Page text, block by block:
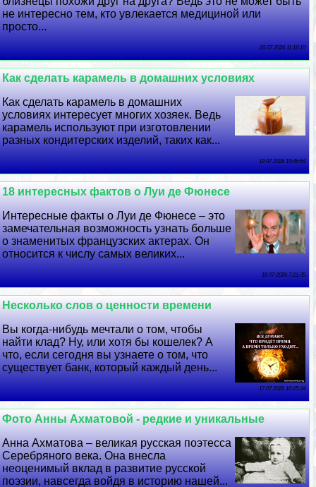
не интересно тем, кто увлекается медициной или
просто...
20 07 2026 11:16:10
Как сделать карамель в домашних условиях
Как сделать карамель в домашних
условиях интересует многих хозяек. Ведь
карамель используют при изготовлении
разных кондитерских изделий, таких как...
19 07 2026 19:46:54
18 интересных фактов о Луи де Фюнесе
Интересные факты о Луи де Фюнесе – это
замечательная возможность узнать больше
о знаменитых французских актерах. Он
относится к числу самых великих...
18 07 2026 7:21:35
Несколько слов о ценности времени
Вы когда-нибудь мечтали о том, чтобы
найти клад? Ну, или хотя бы кошелек? А
что, если сегодня вы узнаете о том, что
существует банк, который каждый день...
17 07 2026 10:25:34
Фото Анны Ахматовой - редкие и уникальные
Анна Ахматова – великая русская поэтесса
Серебряного века. Она внесла
неоценимый вклад в развитие русской
поэзии, навсегда войдя в историю нашей...